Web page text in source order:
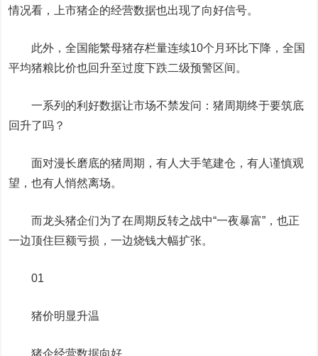
情况看，上市猪企的经营数据也出现了向好信号。
此外，全国能繁母猪存栏量连续10个月环比下降，全国
平均猪粮比价也回升至过度下跌二级预警区间。
一系列的利好数据让市场不禁发问：猪周期终于要筑底
回升了吗？
面对漫长磨底的猪周期，有人大手笔建仓，有人谨慎观
望，也有人悄然离场。
而龙头猪企们为了在周期反转之战中“一夜暴富”，也正
一边顶住巨额亏损，一边烧钱大幅扩张。
01
猪价明显升温
猪企经营数据向好